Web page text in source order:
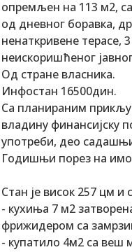
опремљен на 113 м2,
од дневног боравка,
ненаткривене терасе,
неискоришћеног
Од стране власника.
Инфостан 16500дин.
Са планираним
владину финансијску
употреби, део
Годишњи порез на
Стан је висок 257 цм и
- кухиња 7 м2
фрижидером са
- купатило 4м2 са веш